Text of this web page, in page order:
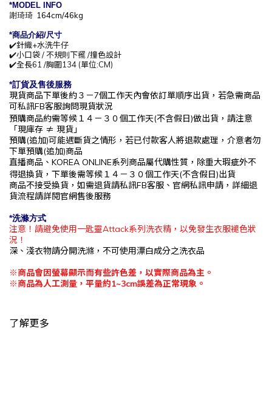
*MODEL INFO
謝琦琦 164cm/46kg
*商品介紹/尺寸
✔️針織+水洗牛仔
✔️小口袋 / 不規則下襬 /撞色設計
✔️全長61 /胸圍134 (單位:CM)
*訂貨及售後服務
現貨商品下單後約３－7個工作天內會依訂單順序出貨， 若急需商品
可私訊FB客服詢問現貨狀況
預購商品約需等候１４－３０個工作天(不含假日)做出貨，請注意
「現庫存 ≠ 現貨」
預購(追加)可能遇斷貨之情形，若已付款客人將退款處理，介意者勿
下單預購(追加)商品
直播商品、KOREA ONLINE系列商品屬代購性質，除重大瑕疵外不
得退換貨，下單後需等候１４－３０個工作天(不含假日)出貨
商品不接受換貨，如需退貨請私訊FB客服、官網私訊申請，詳細退
貨流程請詳閱官網售後服務
*洗滌方式
注意！請避免使用一匙靈Attack系列洗衣精，以免發生衣服褪色狀
況！
深、淺衣物請分開洗滌，不可使用漂白成分之洗衣品
※商品會因螢幕顯示而有些許色差，以實際商品為主。
※商品為人工測量，平量約1~3cm誤差為正常現象。
了解更多